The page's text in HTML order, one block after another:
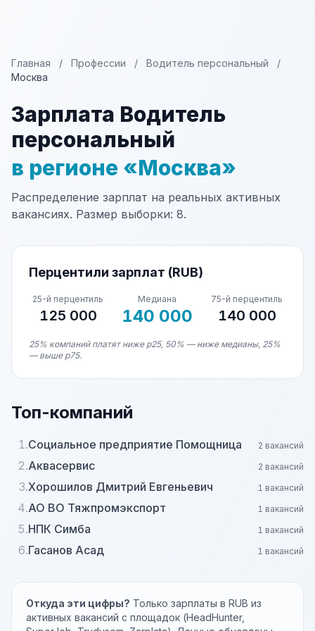
Главная / Профессии / Водитель персональный
/
Москва
Зарплата Водитель
персональный
в регионе «Москва»
Распределение зарплат на реальных активных
вакансиях. Размер выборки: 8.
Перцентили зарплат (RUB)
25-й перцентиль
125 000
Медиана
140 000
75-й перцентиль
140 000
25% компаний платят ниже p25, 50% — ниже медианы, 25%
— выше p75.
Топ-компаний
1.Социальное предприятие Помощница 2 вакансий
2.Аквасервис 2 вакансий
3.Хорошилов Дмитрий Евгеньевич 1 вакансий
4.АО ВО Тяжпромэкспорт 1 вакансий
5.НПК Симба 1 вакансий
6.Гасанов Асад 1 вакансий
Откуда эти цифры? Только зарплаты в RUB из
активных вакансий с площадок (HeadHunter,